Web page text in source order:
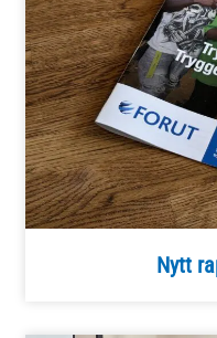
Nytt